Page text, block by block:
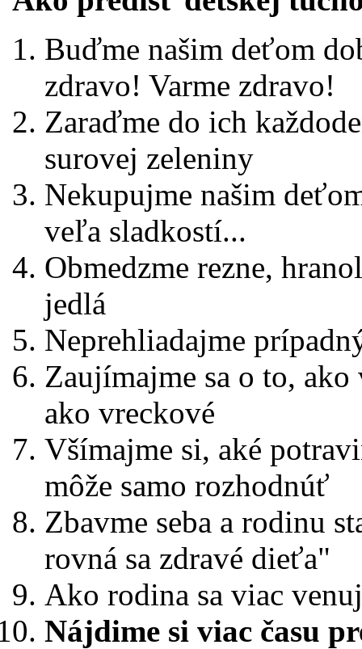
Buďme našim deťom
zdravo! Varme zdravo!
Zaraďme do ich
surovej zeleniny
Nekupujme našim
veľa sladkostí...
Obmedzme rezne,
jedlá
Neprehliadajme
Zaujímajme sa o to,
ako vreckové
Všímajme si, aké
môže samo rozhodnúť
Zbavme seba a rodinu
rovná sa zdravé dieťa"
Ako rodina sa viac
Nájdime si viac času